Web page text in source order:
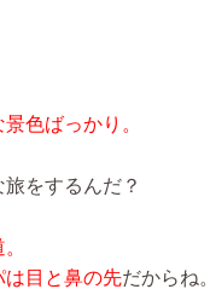
色ばっかり。
をするんだ？
は目と鼻の先だからね。